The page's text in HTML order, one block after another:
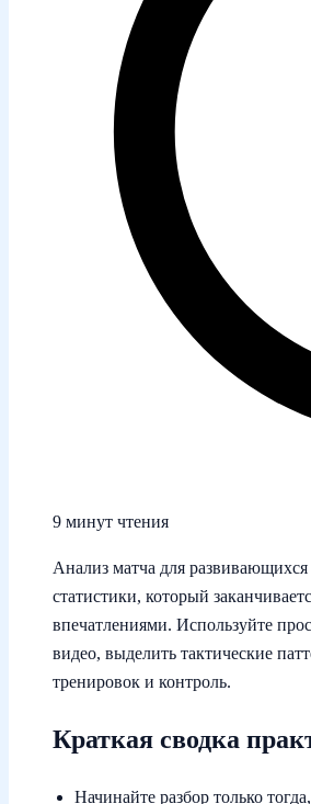
9 минут чтения
Анализ матча для
статистики, который
впечатлениями. Используйте
видео, выделить тактические
тренировок и контроль.
Краткая сводка
Начинайте разбор только